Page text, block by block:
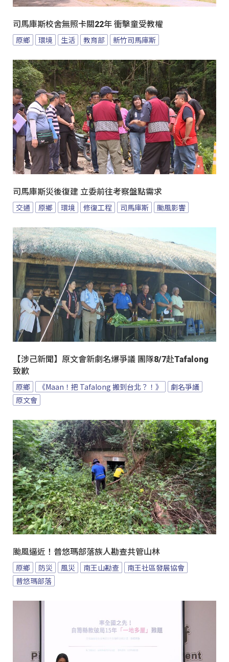
司馬庫斯校舍無照卡關22年 衝擊童受教權
原鄉 環境 生活 教育部 新竹司馬庫斯
司馬庫斯災後復建 立委前往考察盤點需求
交通 原鄉 環境 修復工程 司馬庫斯 颱風影響
【涉己新聞】原文會新劇名爆爭議 團隊8/7赴Tafalong
致歉
原鄉 《Maan！把 Tafalong 搬到台北？！》
劇名爭議
原文會
颱風逼近！普悠瑪部落族人勘查共管山林
原鄉 防災 風災 南王山勘查
南王社區發展協會
普悠瑪部落